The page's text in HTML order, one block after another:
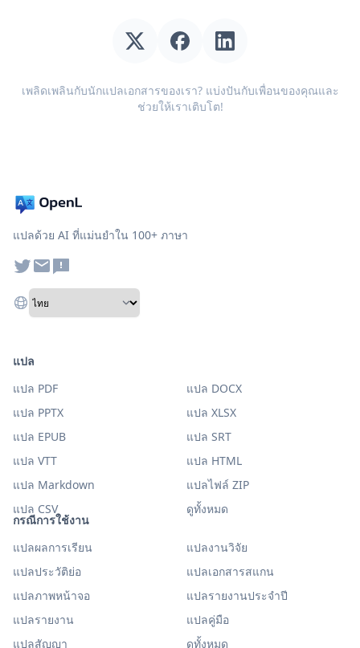
เพลิดเพลินกับนักแปลเอกสารของเรา? แบ่งปันกับเพื่อนของคุณและ
ช่วยให้เราเติบโต!
แปลด้วย AI ที่แม่นยำใน 100+ ภาษา
กรณีการใช้งาน
แปลผลการเรียน
แปลงานวิจัย
แปลประวัติย่อ
แปลเอกสารสแกน
แปลภาพหน้าจอ
แปลรายงานประจำปี
แปลรายงาน
แปลคู่มือ
แปลสัญญา
ดูทั้งหมด
แปล
แปล PDF
แปล DOCX
แปล PPTX
แปล XLSX
แปล EPUB
แปล SRT
แปล VTT
แปล HTML
แปล Markdown
แปลไฟล์ ZIP
แปล CSV
ดูทั้งหมด